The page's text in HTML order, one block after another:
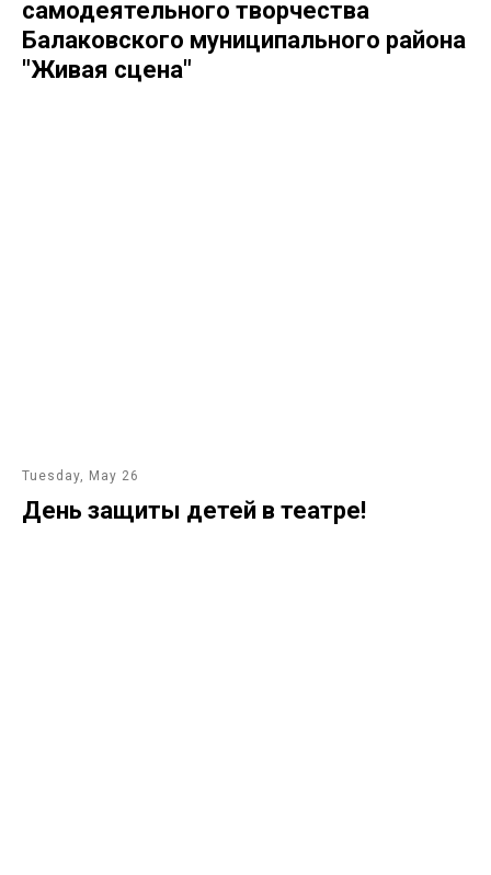
самодеятельного творчества
Балаковского муниципального района
"Живая сцена"
Tuesday, May 26
День защиты детей в театре!